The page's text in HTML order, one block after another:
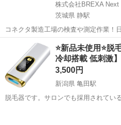
株式会社BREXA Next
茨城県 静駅
コネクタ製造工場の検査や測定作業！
日128日★クリーンルーム内作業★マイ
★就業先食堂利用可！日払い制度あり！《
工場のお仕事 ◇コネクタ製造工...
常陸大宮市 静駅 そ
⭐️新品未使用⭐️脱
冷却搭載 低刺激
3,500円
新潟県 亀田駅
脱毛器です。サロンでも採用されてい